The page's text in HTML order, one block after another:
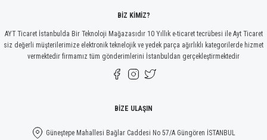
Gönder
BİZ KİMİZ?
AYT Ticaret İstanbulda Bir Teknoloji Mağazasıdır 10 Yıllık e-ticaret tecrübesi ile Ayt Ticaret
siz değerli müşterilerimize elektronik teknelojik ve yedek parça ağırlıklı kategorilerde hizmet
vermektedir firmamız tüm gönderimlerini İstanbuldan gerçekleştirmektedir
BİZE ULAŞIN
Güneştepe Mahallesi Bağlar Caddesi No 57/A Güngören İSTANBUL